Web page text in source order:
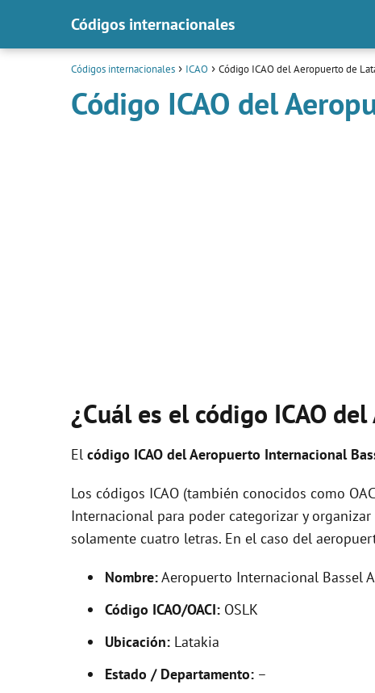
Códigos internacionales
Códigos internacionales ICAO Código ICAO del Aeropuerto de
Código ICAO del
¿Cuál es el código ICAO
El código ICAO delAeropuerto Internacional
Los códigos ICAO (también conocidos como
Internacional para poder categorizar y
solamente cuatro letras. En el caso del
Nombre:Aeropuerto Internacional Bassel
Código ICAO/OACI: OSLK
Ubicación: Latakia
Estado / Departamento: –